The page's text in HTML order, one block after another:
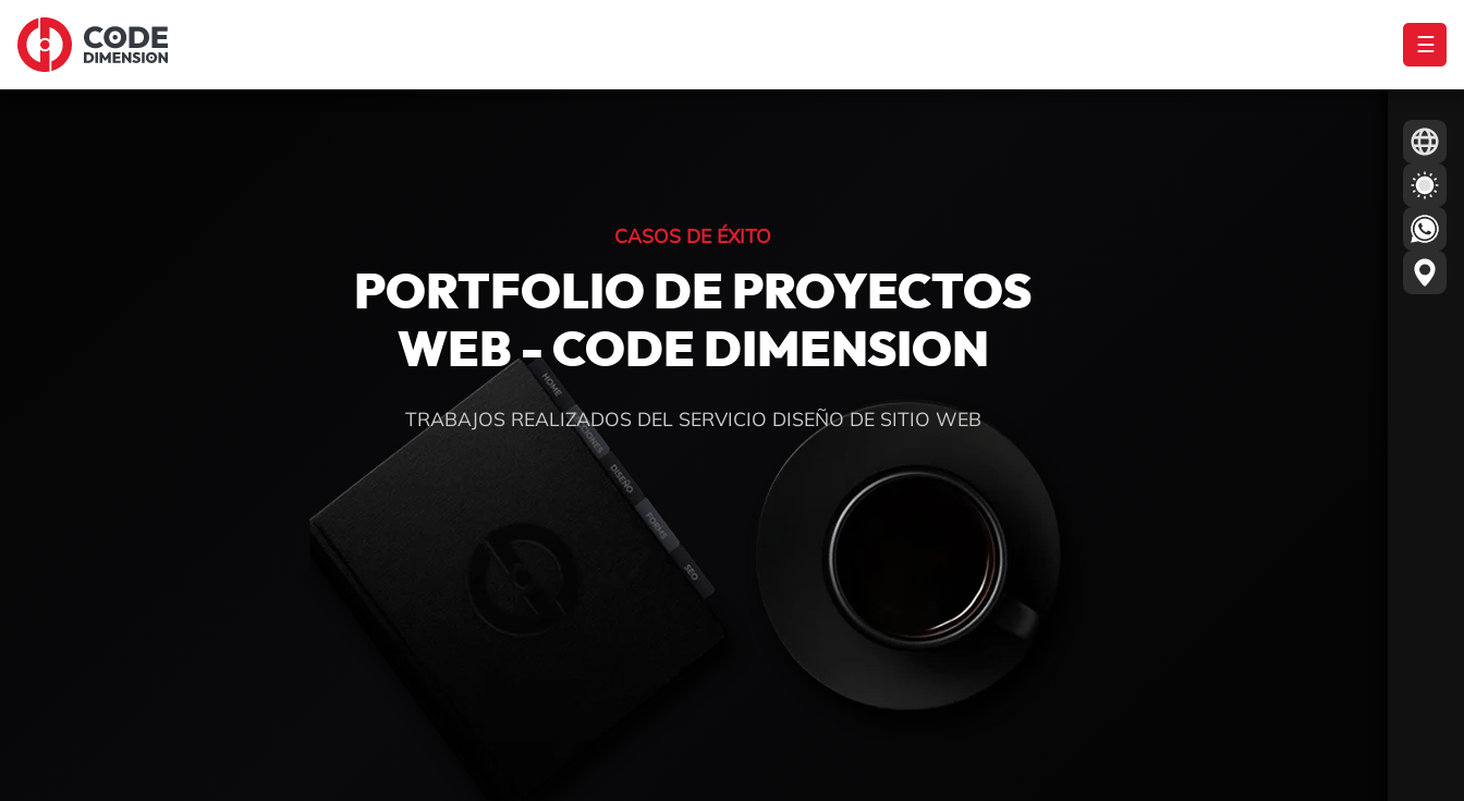
☰
CASOS DE ÉXITO
PORTFOLIO DE PROYECTOS
WEB - CODE DIMENSION
TRABAJOS REALIZADOS DEL SERVICIO DISEÑO DE SITIO WEB